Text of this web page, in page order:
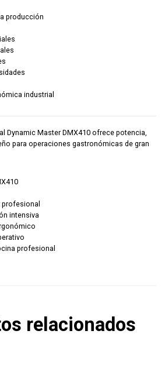
producción
industrial
Dynamic Master DMX410 ofrece potencia,
para operaciones gastronómicas de gran
intensiva
profesional
relacionados